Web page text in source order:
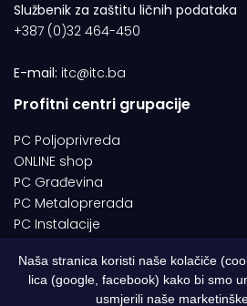
Službenik za zaštitu ličnih podataka
+387 (0)32 464-450
E-mail: itc@itc.ba
Profitni centri grupacije
PC Poljoprivreda
ONLINE shop
PC Građevina
PC Metaloprerada
PC Instalacije
© 1994-2026 | ITC d.o.o. Zenica. Sva
Naša stranica koristi naše kolačiče
lica (google, facebook) kako bi smo
usmjerili naše